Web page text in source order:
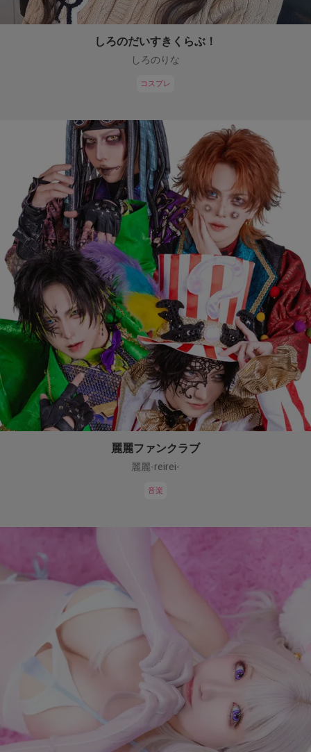
しろのだいすきくらぶ！
しろのりな
コスプレ
麗麗ファンクラブ
麗麗-reirei-
音楽